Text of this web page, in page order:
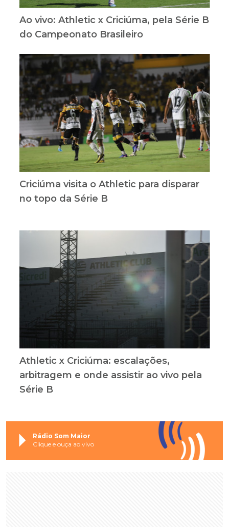
Ao vivo: Athletic x Criciúma, pela Série B
do Campeonato Brasileiro
Criciúma visita o Athletic para disparar
no topo da Série B
Athletic x Criciúma: escalações,
arbitragem e onde assistir ao vivo pela
Série B
Rádio Som Maior
Clique e ouça ao vivo